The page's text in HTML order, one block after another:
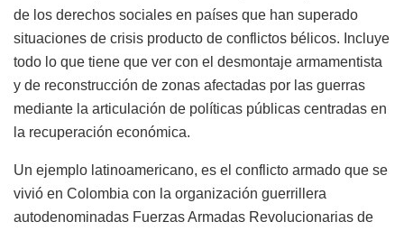
de los derechos sociales en países que han superado
situaciones de crisis producto de conflictos bélicos. Incluye
todo lo que tiene que ver con el desmontaje armamentista
y de reconstrucción de zonas afectadas por las guerras
mediante la articulación de políticas públicas centradas en
la recuperación económica.
Un ejemplo latinoamericano, es el conflicto armado que se
vivió en Colombia con la organización guerrillera
autodenominadas Fuerzas Armadas Revolucionarias de